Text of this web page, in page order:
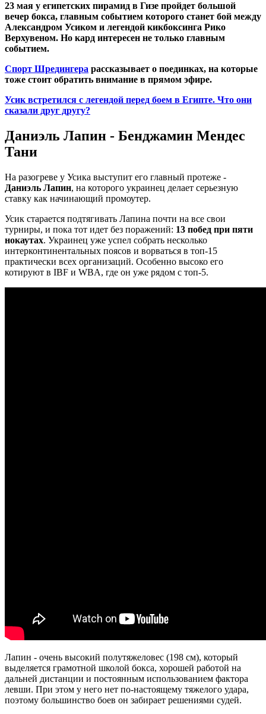
23 мая у египетских пирамид в Гизе пройдет большой
вечер бокса, главным событием которого станет бой между
Александром Усиком и легендой кикбоксинга Рико
Верхувеном. Но кард интересен не только главным
событием.
Спорт Шредингера рассказывает о поединках, на которые
тоже стоит обратить внимание в прямом эфире.
Усик встретился с легендой перед боем в Египте. Что они
сказали друг другу?
Даниэль Лапин - Бенджамин Мендес
Тани
На разогреве у Усика выступит его главный протеже -
Даниэль Лапин, на которого украинец делает серьезную
ставку как начинающий промоутер.
Усик старается подтягивать Лапина почти на все свои
турниры, и пока тот идет без поражений: 13 побед при пяти
нокаутах. Украинец уже успел собрать несколько
интерконтинентальных поясов и ворваться в топ-15
практически всех организаций. Особенно высоко его
котируют в IBF и WBA, где он уже рядом с топ-5.
Лапин - очень высокий полутяжеловес (198 см), который
выделяется грамотной школой бокса, хорошей работой на
дальней дистанции и постоянным использованием фактора
левши. При этом у него нет по-настоящему тяжелого удара,
поэтому большинство боев он забирает решениями судей.